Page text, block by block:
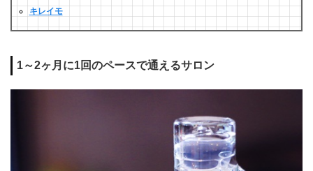
キレイモ
1～2ヶ月に1回のペースで通えるサロン